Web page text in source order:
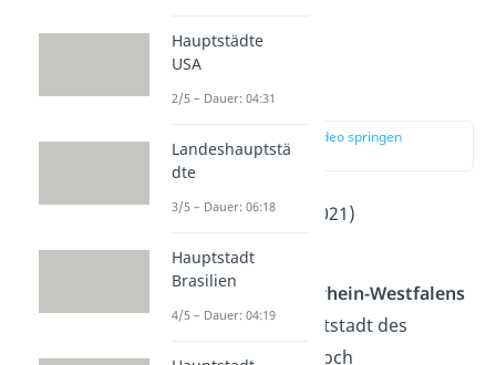
Düsseldorf
zur Stelle im Video springen
(05:40)
Einwohner: 620.000 (2021)
Fläche
: 217 km
Die größte Stadt
Nordrhein-Westfalens
ist zwar Köln, die Hauptstadt des
Bundeslands bildet jedoch
Hauptstädte
USA
2/5 – Dauer: 04:31
Landeshauptstä
dte
3/5 – Dauer: 06:18
Hauptstadt
Brasilien
4/5 – Dauer: 04:19